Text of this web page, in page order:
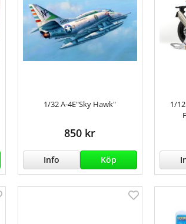
1/32 A-4E"Sky Hawk"
850 kr
Info Köp
1/